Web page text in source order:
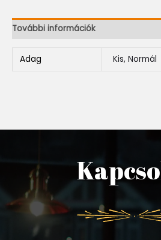
További információk
Adag Kis, Normál